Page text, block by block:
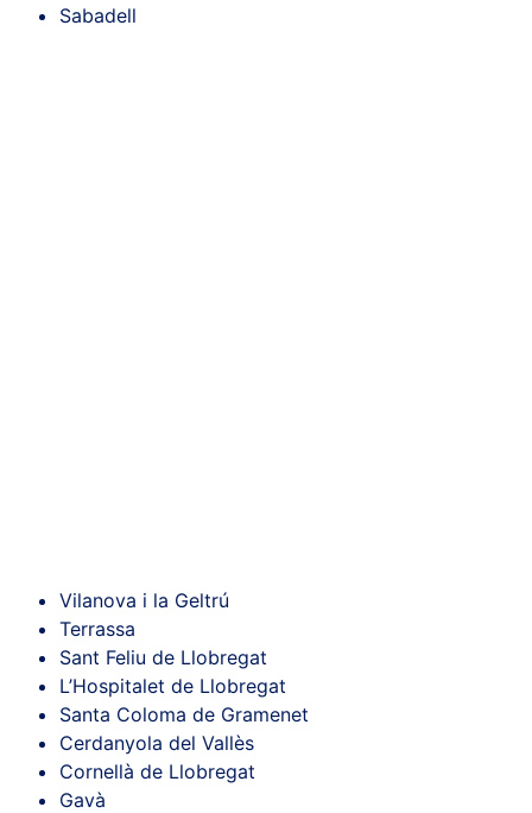
Sabadell
Vilanova i la Geltrú
Terrassa
Sant Feliu de Llobregat
L’Hospitalet de Llobregat
Santa Coloma de Gramenet
Cerdanyola del Vallès
Cornellà de Llobregat
Gavà